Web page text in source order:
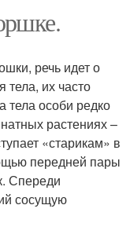
речь идет о
тела, их часто
тела особи редко
растениях –
«старикам» в
передней пары
Спереди
сосущую